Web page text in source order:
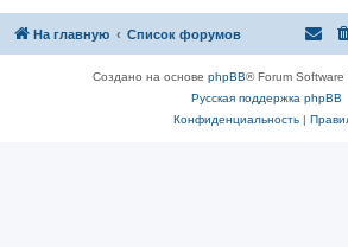
На главную Список форумов
Создано на основе phpBB® Forum
Русская поддержка phpBB
Конфиденциальность|